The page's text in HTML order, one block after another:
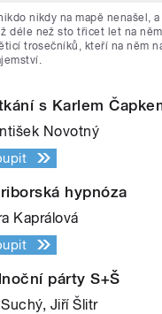
nikdy na mapě nenašel,
déle než sto třicet let na
trosečníků, kteří na něm
s Karlem
Novotný
hypnóza
Kaprálová
párty S+Š
Jiří Šlitr